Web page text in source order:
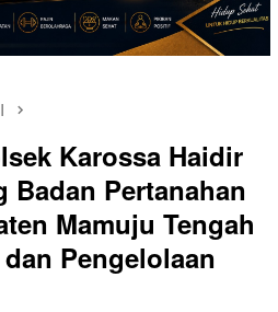
Karossa Haidir
Badan Pertanahan
Mamuju Tengah
Pengelolaan